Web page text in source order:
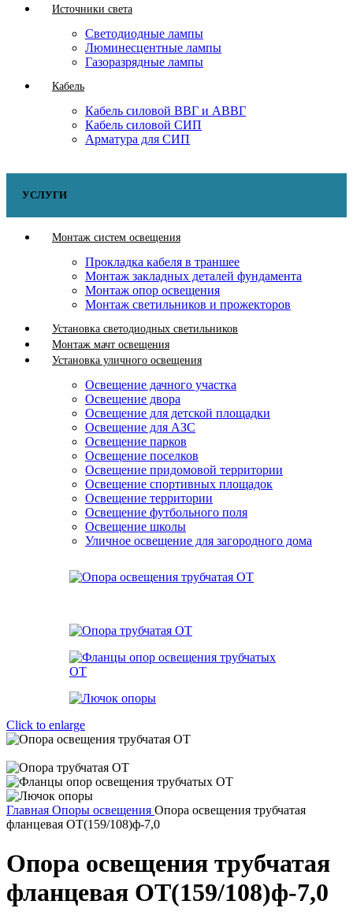
Источники света
Светодиодные лампы
Люминесцентные лампы
Газоразрядные лампы
Кабель
Кабель силовой ВВГ и АВВГ
Кабель силовой СИП
Арматура для СИП
УСЛУГИ
Монтаж систем освещения
Прокладка кабеля в траншее
Монтаж закладных деталей фундамента
Монтаж опор освещения
Монтаж светильников и прожекторов
Установка светодиодных светильников
Монтаж мачт освещения
Установка уличного освещения
Освещение дачного участка
Освещение двора
Освещение для детской площадки
Освещение для АЗС
Освещение парков
Освещение поселков
Освещение придомовой территории
Освещение спортивных площадок
Освещение территории
Освещение футбольного поля
Освещение школы
Уличное освещение для загородного дома
Click to enlarge
Главная Опоры освещения Опора освещения трубчатая
фланцевая ОТ(159/108)ф-7,0
Опора освещения трубчатая
фланцевая ОТ(159/108)ф-7,0